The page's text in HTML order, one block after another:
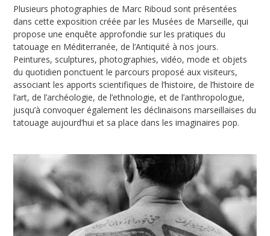
Plusieurs photographies de Marc Riboud sont présentées
dans cette exposition créée par les Musées de Marseille, qui
propose une enquête approfondie sur les pratiques du
tatouage en Méditerranée, de l’Antiquité à nos jours.
Peintures, sculptures, photographies, vidéo, mode et objets
du quotidien ponctuent le parcours proposé aux visiteurs,
associant les apports scientifiques de l’histoire, de l’histoire de
l’art, de l’archéologie, de l’ethnologie, et de l’anthropologue,
jusqu’à convoquer également les déclinaisons marseillaises du
tatouage aujourd’hui et sa place dans les imaginaires pop.